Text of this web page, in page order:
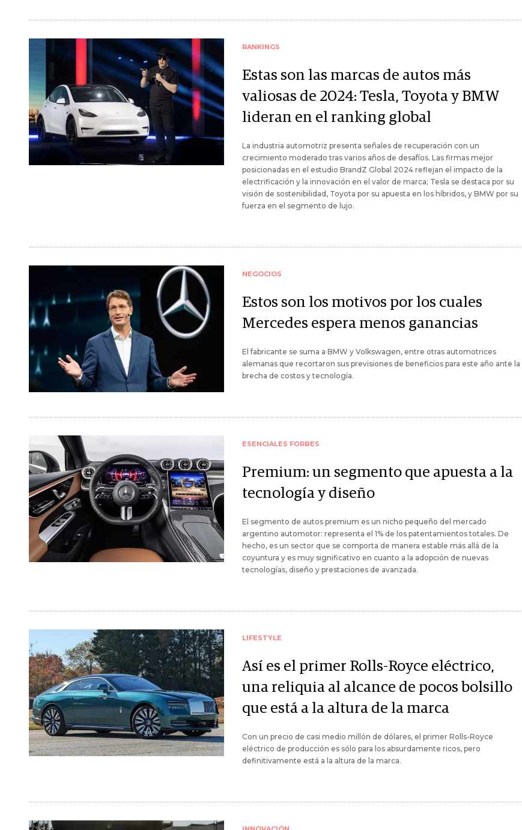
RANKINGS
Estas son las marcas de autos más
valiosas de 2024: Tesla, Toyota y BMW
lideran en el ranking global
La industria automotriz presenta señales de recuperación con un
crecimiento moderado tras varios años de desafíos. Las firmas mejor
posicionadas en el estudio BrandZ Global 2024 reflejan el impacto de la
electrificación y la innovación en el valor de marca; Tesla se destaca por su
visión de sostenibilidad, Toyota por su apuesta en los híbridos, y BMW por su
fuerza en el segmento de lujo.
NEGOCIOS
Estos son los motivos por los cuales
Mercedes espera menos ganancias
El fabricante se suma a BMW y Volkswagen, entre otras automotrices
alemanas que recortaron sus previsiones de beneficios para este año ante la
brecha de costos y tecnología.
ESENCIALES FORBES
Premium: un segmento que apuesta a la
tecnología y diseño
El segmento de autos premium es un nicho pequeño del mercado
argentino automotor: representa el 1% de los patentamientos totales. De
hecho, es un sector que se comporta de manera estable más allá de la
coyuntura y es muy significativo en cuanto a la adopción de nuevas
tecnologías, diseño y prestaciones de avanzada.
LIFESTYLE
Así es el primer Rolls-Royce eléctrico,
una reliquia al alcance de pocos bolsillo
que está a la altura de la marca
Con un precio de casi medio millón de dólares, el primer Rolls-Royce
eléctrico de producción es sólo para los absurdamente ricos, pero
definitivamente está a la altura de la marca.